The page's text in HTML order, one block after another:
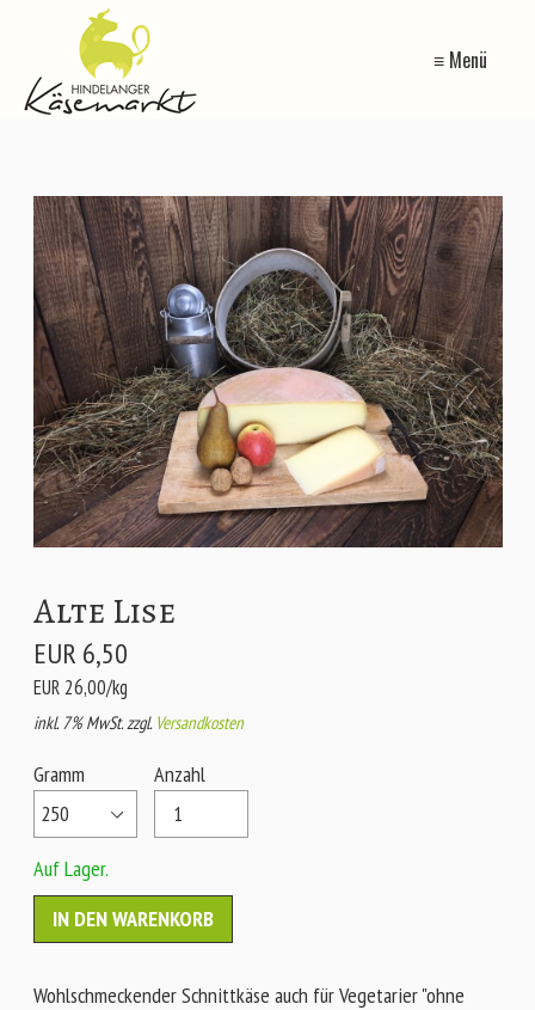
≡ Menü
Alte Lise
EUR 6,50
EUR 26,00/kg
inkl. 7% MwSt. zzgl. Versandkosten
Gramm Anzahl
Auf Lager.
Wohlschmeckender Schnittkäse auch für Vegetarier "ohne